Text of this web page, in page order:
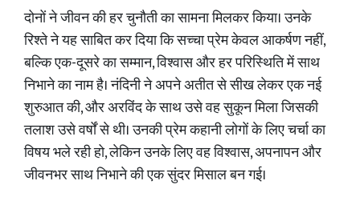
दोनों ने जीवन की हर चुनौती का सामना मिलकर किया। उनके
रिश्ते ने यह साबित कर दिया कि सच्चा प्रेम केवल आकर्षण नहीं,
बल्कि एक-दूसरे का सम्मान, विश्वास और हर परिस्थिति में साथ
निभाने का नाम है। नंदिनी ने अपने अतीत से सीख लेकर एक नई
शुरुआत की, और अरविंद के साथ उसे वह सुकून मिला जिसकी
तलाश उसे वर्षों से थी। उनकी प्रेम कहानी लोगों के लिए चर्चा का
विषय भले रही हो, लेकिन उनके लिए वह विश्वास, अपनापन और
जीवनभर साथ निभाने की एक सुंदर मिसाल बन गई।